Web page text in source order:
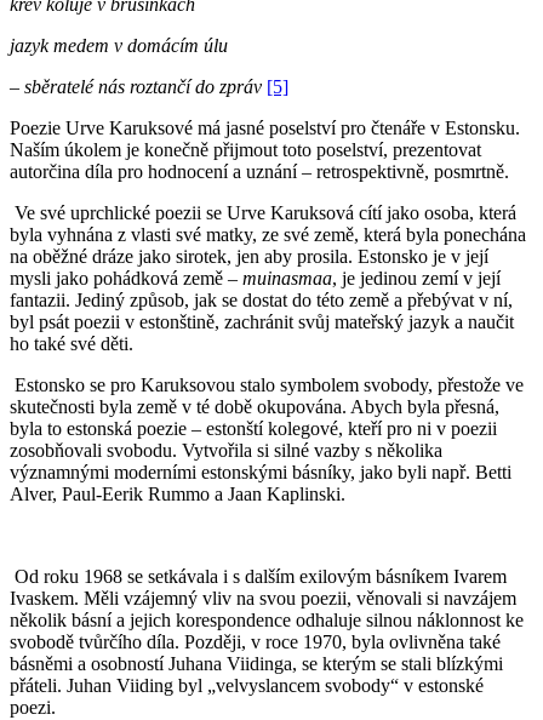
krev koluje v brusinkách
jazyk medem v domácím úlu
– sběratelé nás roztančí do zpráv [5]
Poezie Urve Karuksové má jasné poselství pro čtenáře v Estonsku.
Naším úkolem je konečně přijmout toto poselství, prezentovat
autorčina díla pro hodnocení a uznání – retrospektivně, posmrtně.
Ve své uprchlické poezii se Urve Karuksová cítí jako osoba, která
byla vyhnána z vlasti své matky, ze své země, která byla ponechána
na oběžné dráze jako sirotek, jen aby prosila. Estonsko je v její
mysli jako pohádková země – muinasmaa, je jedinou zemí v její
fantazii. Jediný způsob, jak se dostat do této země a přebývat v ní,
byl psát poezii v estonštině, zachránit svůj mateřský jazyk a naučit
ho také své děti.
Estonsko se pro Karuksovou stalo symbolem svobody, přestože ve
skutečnosti byla země v té době okupována. Abych byla přesná,
byla to estonská poezie – estonští kolegové, kteří pro ni v poezii
zosobňovali svobodu. Vytvořila si silné vazby s několika
významnými moderními estonskými básníky, jako byli např. Betti
Alver, Paul-Eerik Rummo a Jaan Kaplinski.
Od roku 1968 se setkávala i s dalším exilovým básníkem Ivarem
Ivaskem. Měli vzájemný vliv na svou poezii, věnovali si navzájem
několik básní a jejich korespondence odhaluje silnou náklonnost ke
svobodě tvůrčího díla. Později, v roce 1970, byla ovlivněna také
básněmi a osobností Juhana Viidinga, se kterým se stali blízkými
přáteli. Juhan Viiding byl „velvyslancem svobody“ v estonské
poezi.